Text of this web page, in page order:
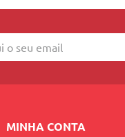
MINHA CONTA